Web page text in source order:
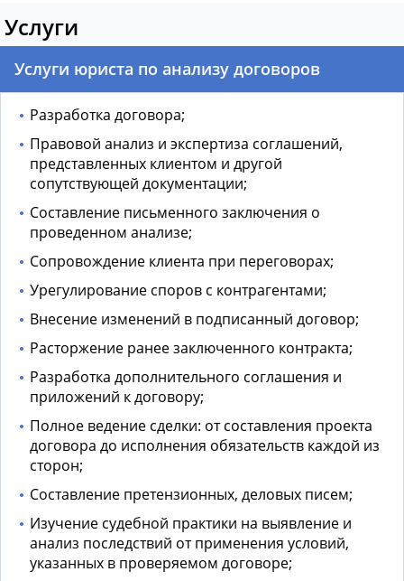
Услуги
Услуги юриста по анализу договоров
Разработка договора;
Правовой анализ и экспертиза соглашений,
представленных клиентом и другой
сопутствующей документации;
Составление письменного заключения о
проведенном анализе;
Сопровождение клиента при переговорах;
Урегулирование споров с контрагентами;
Внесение изменений в подписанный договор;
Расторжение ранее заключенного контракта;
Разработка дополнительного соглашения и
приложений к договору;
Полное ведение сделки: от составления проекта
договора до исполнения обязательств каждой из
сторон;
Составление претензионных, деловых писем;
Изучение судебной практики на выявление и
анализ последствий от применения условий,
указанных в проверяемом договоре;